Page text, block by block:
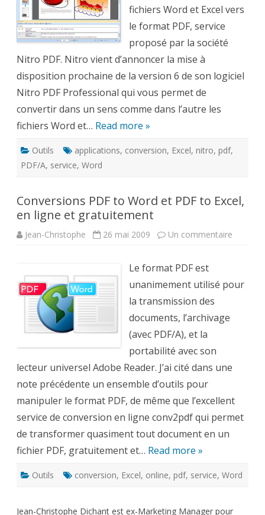
fichiers Word et Excel vers
le format PDF, service
proposé par la société
Nitro PDF. Nitro vient d’annoncer la mise à
disposition prochaine de la version 6 de son logiciel
Nitro PDF Professional qui vous permet de
convertir dans un sens comme dans l’autre les
fichiers Word et… Read more »
Outils applications, conversion, Excel, nitro, pdf,
PDF/A, service, Word
Conversions PDF to Word et PDF to Excel,
en ligne et gratuitement
Jean-Christophe 26 mai 2009 Un commentaire
PDF
to
Le format PDF est
unanimement utilisé pour
la transmission des
documents, l’archivage
(avec PDF/A), et la
portabilité avec son
lecteur universel Adobe Reader. J’ai cité dans une
note précédente un ensemble d’outils pour
manipuler le format PDF, de même que l’excellent
service de conversion en ligne conv2pdf qui permet
de transformer quasiment tout document en un
fichier PDF, gratuitement et… Read more »
Outils conversion, Excel, online, pdf, service, Word
Jean-Christophe Dichant est ex-Marketing Manager pour